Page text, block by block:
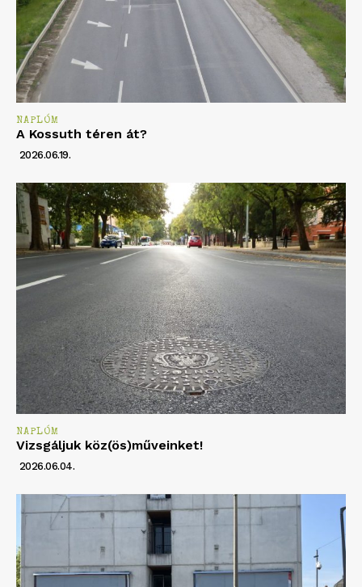
NAPLÓM
A Kossuth téren át?
2026.06.19.
NAPLÓM
Vizsgáljuk köz(ös)műveinket!
2026.06.04.